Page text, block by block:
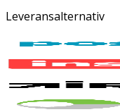
Leveransalternativ